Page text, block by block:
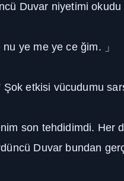
Duvar niyetimi okudu
nu ye me ye ce ğim. 」
Şok etkisi vücudumu
son tehdidimdi. Her
Duvar bundan